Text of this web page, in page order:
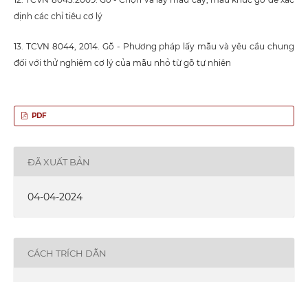
định các chỉ tiêu cơ lý
13. TCVN 8044, 2014. Gỗ - Phương pháp lấy mẫu và yêu cầu chung
đối với thử nghiệm cơ lý của mẫu nhỏ từ gỗ tự nhiên
PDF
ĐÃ XUẤT BẢN
04-04-2024
CÁCH TRÍCH DẪN